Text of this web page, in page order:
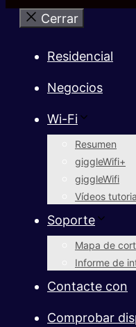
Cerrar
Residencial
Negocios
Wi-Fi
Resumen
giggleWifi+
giggleWifi
Vídeos
Soporte
Mapa de
Informe de
Contacte con
Comprobar